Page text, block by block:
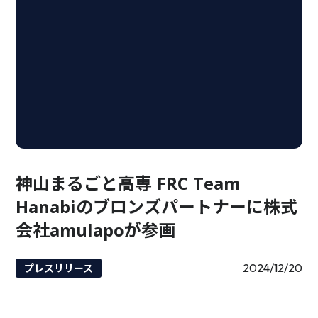
神山まるごと高専 FRC Team
Hanabiのブロンズパートナーに株式
会社amulapoが参画
プレスリリース 2024/12/20